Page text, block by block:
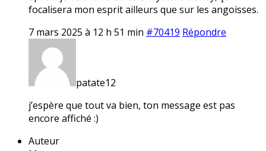
focalisera mon esprit ailleurs que sur les angoisses.
7 mars 2025 à 12 h 51 min #70419 Répondre
patate12
j’espère que tout va bien, ton message est pas
encore affiché :)
Auteur